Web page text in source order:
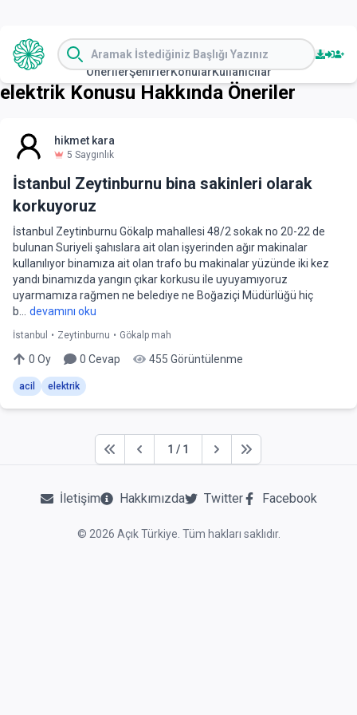
ÖnerilerŞehirlerKonularKullanıcılar
elektrik Konusu Hakkında Öneriler
hikmet kara
5 Saygınlık
İstanbul Zeytinburnu bina sakinleri olarak
korkuyoruz
İstanbul Zeytinburnu Gökalp mahallesi 48/2 sokak no 20-22 de
bulunan Suriyeli şahıslara ait olan işyerinden ağır makinalar
kullanılıyor binamıza ait olan trafo bu makinalar yüzünde iki kez
yandı binamızda yangın çıkar korkusu ile uyuyamıyoruz
uyarmamıza rağmen ne belediye ne Boğaziçi Müdürlüğü hiç
b...
devamını oku
İstanbul • Zeytinburnu • Gökalp mah
0 Oy 0 Cevap 455 Görüntülenme
acil elektrik
First Previous
1 / 1
Next Last
İletişim Hakkımızda Twitter Facebook
© 2026 Açık Türkiye. Tüm hakları saklıdır.